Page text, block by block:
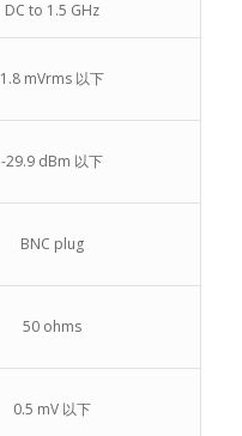
DC to 1.5 GHz
1.8 mVrms 以下
-29.9 dBm 以下
BNC plug
50 ohms
0.5 mV 以下